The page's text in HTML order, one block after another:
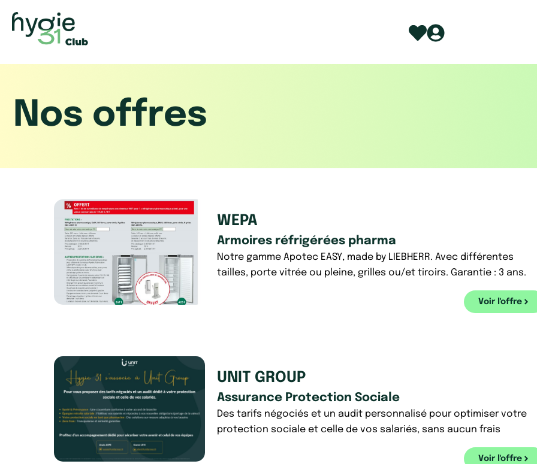
contenu
Nos offres
WEPA
Armoires réfrigérées pharma
Notre gamme Apotec EASY, made by LIEBHERR. Avec différentes
tailles, porte vitrée ou pleine, grilles ou/et tiroirs. Garantie : 3 ans.
Voir l'offre
UNIT GROUP
Assurance Protection Sociale
Des tarifs négociés et un audit personnalisé pour optimiser votre
protection sociale et celle de vos salariés, sans aucun frais
Voir l'offre